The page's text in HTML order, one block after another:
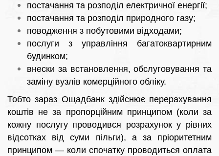
постачання та розподіл електричної енергії;
постачання та розподіл природного газу;
поводження з побутовими відходами;
послуги з управління багатоквартирним
будинком;
внески за встановлення, обслуговування та
заміну вузлів комерційного обліку.
Тобто зараз Ощадбанк здійснює перерахування
коштів не за пропорційним принципом (коли за
кожну послугу проводився розрахунок у рівних
відсотках від суми пільги), а за пріоритетним
принципом — коли спочатку проводиться оплата